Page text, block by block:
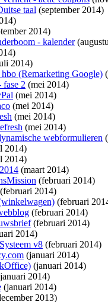
taal (september 2014)
2014)
- kalender
2014)
(Remarketing Google)
fase 2 (mei 2014)
(mei 2014)
(mei 2014)
(mei 2014)
(mei 2014)
webformulieren
2014)
2014)
(maart 2014)
(februari 2014)
(februari 2014)
(februari
(februari 2014)
(februari 2014)
2014)
v8 (februari 2014)
(januari 2014)
(januari 2014)
2014)
(januari 2014)
2013)